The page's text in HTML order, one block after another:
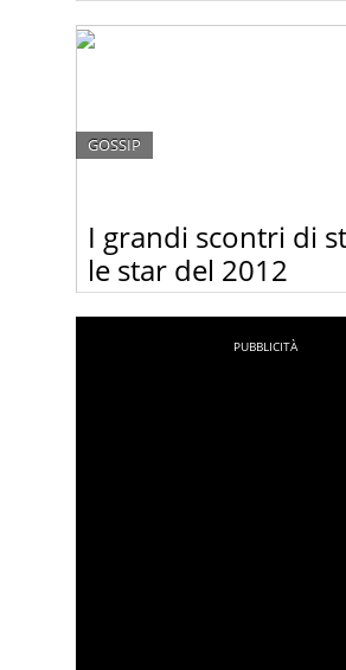
divertente come quello di ieri sera
dei premi BAFTA di Londra. Stavolta
I grandi scontri di
le star del 2012
GOSSIP